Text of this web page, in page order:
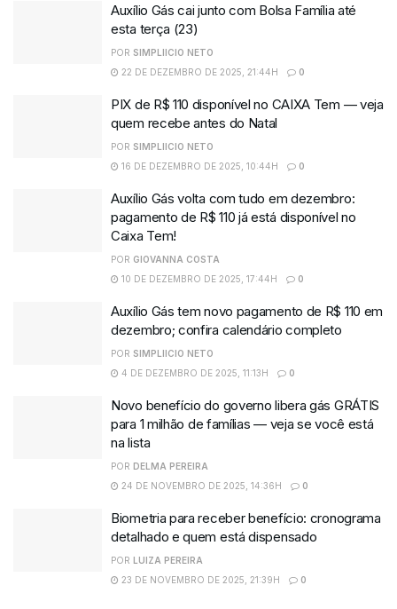
Auxílio Gás cai junto com Bolsa Família até
esta terça (23)
POR SIMPLIICIO NETO
22 DE DEZEMBRO DE 2025, 21:44H
0
PIX de R$ 110 disponível no CAIXA Tem — veja
quem recebe antes do Natal
POR SIMPLIICIO NETO
16 DE DEZEMBRO DE 2025, 10:44H
0
Auxílio Gás volta com tudo em dezembro:
pagamento de R$ 110 já está disponível no
Caixa Tem!
POR GIOVANNA COSTA
10 DE DEZEMBRO DE 2025, 17:44H
0
Auxílio Gás tem novo pagamento de R$ 110 em
dezembro; confira calendário completo
POR SIMPLIICIO NETO
4 DE DEZEMBRO DE 2025, 11:13H
0
Novo benefício do governo libera gás GRÁTIS
para 1 milhão de famílias — veja se você está
na lista
POR DELMA PEREIRA
24 DE NOVEMBRO DE 2025, 14:36H
0
Biometria para receber benefício: cronograma
detalhado e quem está dispensado
POR LUIZA PEREIRA
23 DE NOVEMBRO DE 2025, 21:39H
0